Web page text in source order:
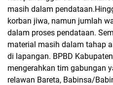
masih dalam
korban jiwa, namun jumlah
dalam proses pendataan.
material masih dalam tahap
di lapangan. BPBD
mengerahkan tim gabungan
relawan Bareta, Babinsa/